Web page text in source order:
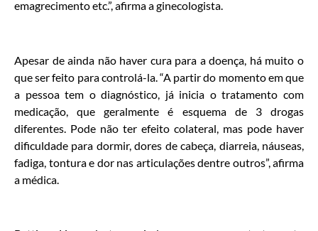
emagrecimento etc.”, afirma a ginecologista.
Apesar de ainda não haver cura para a doença, há muito o
que ser feito para controlá-la. “A partir do momento em que
a pessoa tem o diagnóstico, já inicia o tratamento com
medicação, que geralmente é esquema de 3 drogas
diferentes. Pode não ter efeito colateral, mas pode haver
dificuldade para dormir, dores de cabeça, diarreia, náuseas,
fadiga, tontura e dor nas articulações dentre outros”, afirma
a médica.